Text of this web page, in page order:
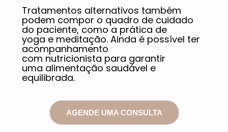
Tratamentos alternativos também
podem compor o quadro de cuidado
do paciente, como a prática de
yoga e meditação. Ainda é possível ter
acompanhamento
com nutricionista para garantir
uma alimentação saudável e
equilibrada.
AGENDE UMA CONSULTA